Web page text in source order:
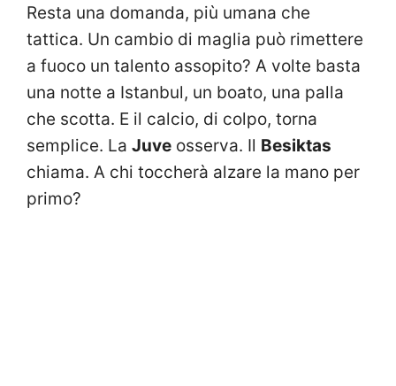
Resta una domanda, più umana che
tattica. Un cambio di maglia può rimettere
a fuoco un talento assopito? A volte basta
una notte a Istanbul, un boato, una palla
che scotta. E il calcio, di colpo, torna
semplice. La Juve osserva. Il Besiktas
chiama. A chi toccherà alzare la mano per
primo?